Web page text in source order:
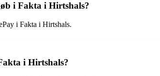
i Fakta i Hirtshals?
i Fakta i Hirtshals.
i Hirtshals?